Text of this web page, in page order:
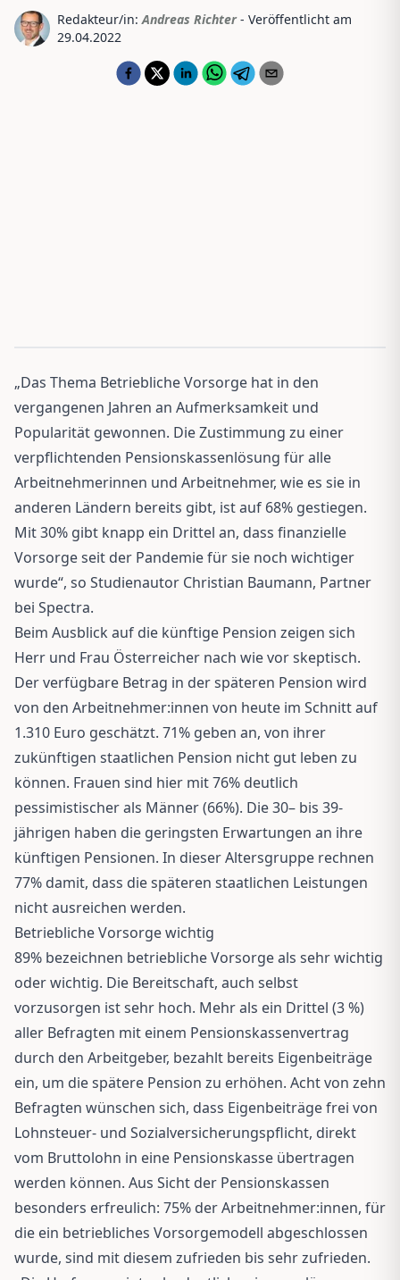
Redakteur/in: Andreas Richter - Veröffentlicht am
29.04.2022
„Das Thema Betriebliche Vorsorge hat in den
vergangenen Jahren an Aufmerksamkeit und
Popularität gewonnen. Die Zustimmung zu einer
verpflichtenden Pensionskassenlösung für alle
Arbeitnehmerinnen und Arbeitnehmer, wie es sie in
anderen Ländern bereits gibt, ist auf 68% gestiegen.
Mit 30% gibt knapp ein Drittel an, dass finanzielle
Vorsorge seit der Pandemie für sie noch wichtiger
wurde“, so Studienautor Christian Baumann, Partner
bei Spectra.
Beim Ausblick auf die künftige Pension zeigen sich
Herr und Frau Österreicher nach wie vor skeptisch.
Der verfügbare Betrag in der späteren Pension wird
von den Arbeitnehmer:innen von heute im Schnitt auf
1.310 Euro geschätzt. 71% geben an, von ihrer
zukünftigen staatlichen Pension nicht gut leben zu
können. Frauen sind hier mit 76% deutlich
pessimistischer als Männer (66%). Die 30– bis 39-
jährigen haben die geringsten Erwartungen an ihre
künftigen Pensionen. In dieser Altersgruppe rechnen
77% damit, dass die späteren staatlichen Leistungen
nicht ausreichen werden.
Betriebliche Vorsorge wichtig
89% bezeichnen betriebliche Vorsorge als sehr wichtig
oder wichtig. Die Bereitschaft, auch selbst
vorzusorgen ist sehr hoch. Mehr als ein Drittel (3 %)
aller Befragten mit einem Pensionskassenvertrag
durch den Arbeitgeber, bezahlt bereits Eigenbeiträge
ein, um die spätere Pension zu erhöhen. Acht von zehn
Befragten wünschen sich, dass Eigenbeiträge frei von
Lohnsteuer- und Sozialversicherungspflicht, direkt
vom Bruttolohn in eine Pensionskasse übertragen
werden können. Aus Sicht der Pensionskassen
besonders erfreulich: 75% der Arbeitnehmer:innen, für
die ein betriebliches Vorsorgemodell abgeschlossen
wurde, sind mit diesem zufrieden bis sehr zufrieden.